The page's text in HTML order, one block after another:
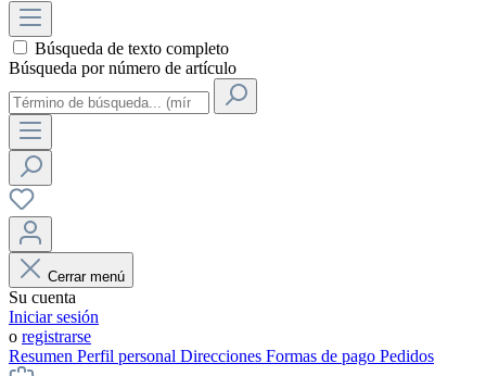
Búsqueda de texto completo
Búsqueda por número de artículo
Cerrar menú
Su cuenta
Iniciar sesión
o registrarse
Resumen Perfil personal Direcciones Formas de pago Pedidos